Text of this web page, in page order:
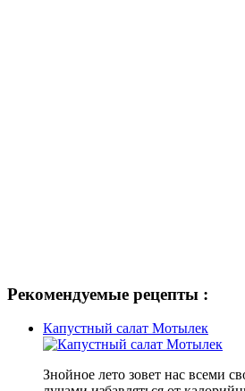
Рекомендуемые рецепты :
Капустный салат Мотылек
Знойное лето зовет нас всеми